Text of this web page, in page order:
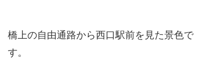
橋上の自由通路から西口駅前を見た景色で
す。